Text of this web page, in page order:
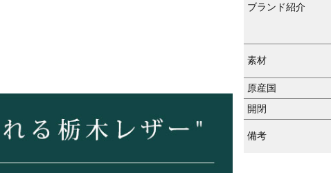
ブランド紹介
素材
原産国
開閉
備考